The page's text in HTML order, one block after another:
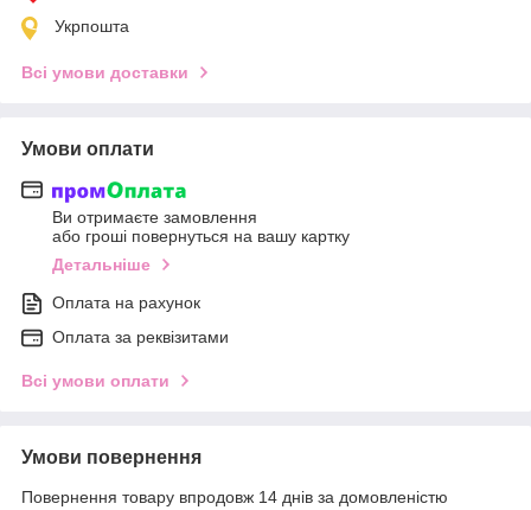
Укрпошта
Всі умови доставки
Умови оплати
Ви отримаєте замовлення
або гроші повернуться на вашу картку
Детальніше
Оплата на рахунок
Оплата за реквізитами
Всі умови оплати
Умови повернення
Повернення товару впродовж 14 днів за домовленістю